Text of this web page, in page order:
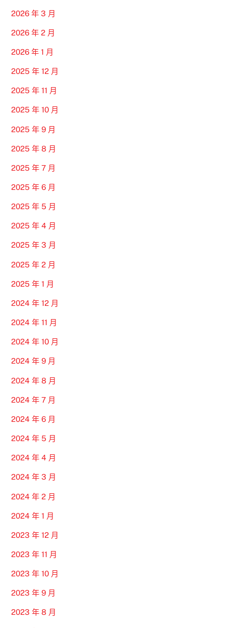
2026 年 3 月
2026 年 2 月
2026 年 1 月
2025 年 12 月
2025 年 11 月
2025 年 10 月
2025 年 9 月
2025 年 8 月
2025 年 7 月
2025 年 6 月
2025 年 5 月
2025 年 4 月
2025 年 3 月
2025 年 2 月
2025 年 1 月
2024 年 12 月
2024 年 11 月
2024 年 10 月
2024 年 9 月
2024 年 8 月
2024 年 7 月
2024 年 6 月
2024 年 5 月
2024 年 4 月
2024 年 3 月
2024 年 2 月
2024 年 1 月
2023 年 12 月
2023 年 11 月
2023 年 10 月
2023 年 9 月
2023 年 8 月